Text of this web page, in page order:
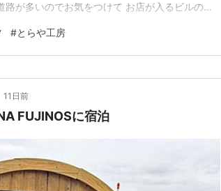
が多いのでお気をつけて お店が入るビルの１
ゼリー♪ おや？オモウマには出てなかったよ
店主がお…
#とらや工房
11日前
FUJINOSに宿泊